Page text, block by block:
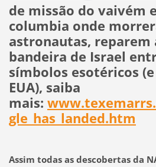
de missão do vaivém
columbia onde
astronautas, reparem
bandeira de Israel
símbolos esotéricos
EUA), saiba
mais:
gle_has_landed.htm
Assim todas as descobertas da